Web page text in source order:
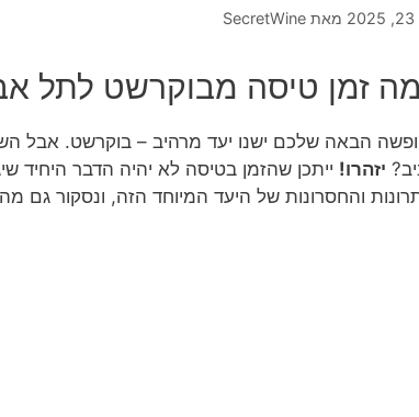
מאתSecretWine
זמן טיסה מבוקרשט לתל
הבאה שלכם ישנו יעד מרהיב – בוקרשט.
יזהרו! ייתכן שהזמן בטיסה לא יהיה הדבר היחיד
והחסרונות של היעד המיוחד הזה, ונסקור גם